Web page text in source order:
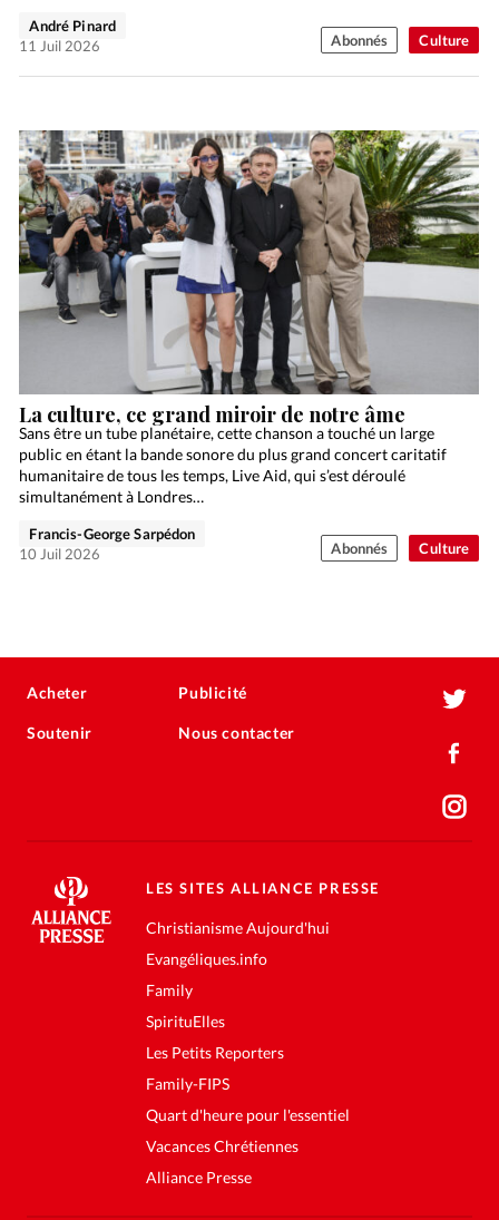
Culture
André Pinard
11 Juil 2026
Abonnés
Culture
La culture, ce grand miroir de notre âme
Sans être un tube planétaire, cette chanson a touché un large
public en étant la bande sonore du plus grand concert caritatif
humanitaire de tous les temps, Live Aid, qui s’est déroulé
simultanément à Londres…
Francis-George Sarpédon
10 Juil 2026
Abonnés
Acheter
Soutenir
Publicité
Nous contacter
LES SITES ALLIANCE PRESSE
Christianisme Aujourd'hui
Evangéliques.info
Family
SpirituElles
Les Petits Reporters
Family-FIPS
Quart d'heure pour l'essentiel
Vacances Chrétiennes
Alliance Presse